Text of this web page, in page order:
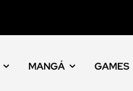
MANGÁ GAMES